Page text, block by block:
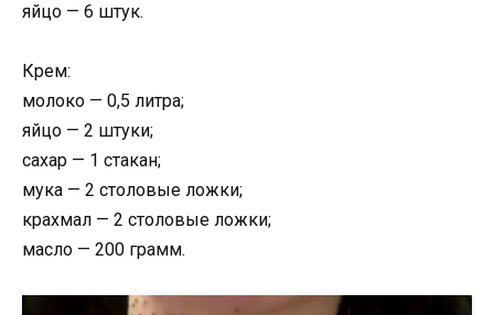
яйцо — 6 штук.
Крем:
молоко — 0,5 литра;
яйцо — 2 штуки;
сахар — 1 стакан;
мука — 2 столовые ложки;
крахмал — 2 столовые ложки;
масло — 200 грамм.